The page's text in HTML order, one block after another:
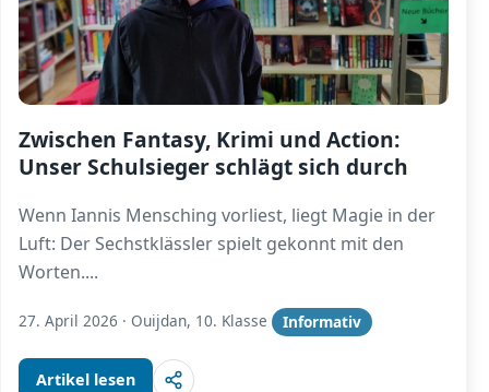
Zwischen Fantasy, Krimi und Action:
Unser Schulsieger schlägt sich durch
Wenn Iannis Mensching vorliest, liegt Magie in der
Luft: Der Sechstklässler spielt gekonnt mit den
Worten....
27. April 2026 · Ouijdan, 10. Klasse Informativ
Artikel lesen